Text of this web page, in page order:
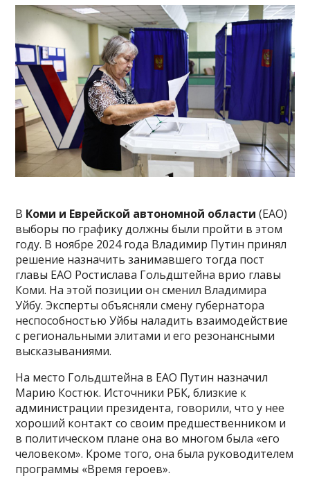
В Коми и Еврейской автономной области (ЕАО)
выборы по графику должны были пройти в этом
году. В ноябре 2024 года Владимир Путин принял
решение назначить занимавшего тогда пост
главы ЕАО Ростислава Гольдштейна врио главы
Коми. На этой позиции он сменил Владимира
Уйбу. Эксперты объясняли смену губернатора
неспособностью Уйбы наладить взаимодействие
с региональными элитами и его резонансными
высказываниями.
На место Гольдштейна в ЕАО Путин назначил
Марию Костюк. Источники РБК, близкие к
администрации президента, говорили, что у нее
хороший контакт со своим предшественником и
в политическом плане она во многом была «его
человеком». Кроме того, она была руководителем
программы «Время героев».